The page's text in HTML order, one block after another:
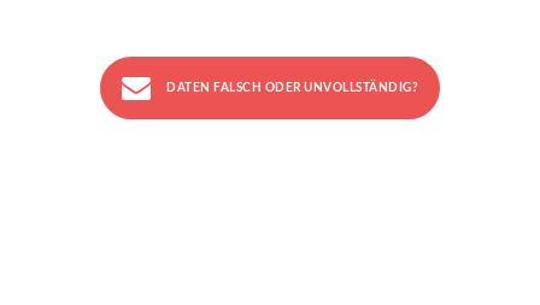
DATEN FALSCH ODER UNVOLLSTÄNDIG?